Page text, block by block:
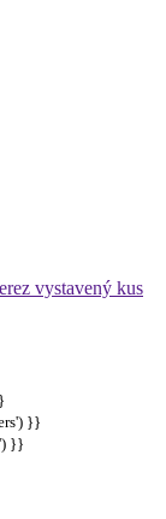
vystavený kus
}}
}}